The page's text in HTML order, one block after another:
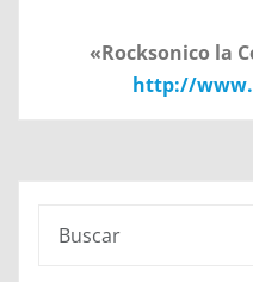
«Rocksonico la
http://